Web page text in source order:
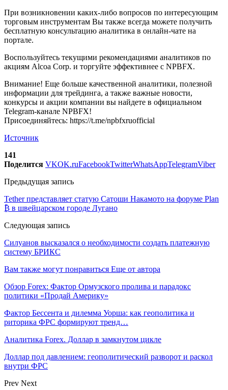
При возникновении каких-либо вопросов по интересующим
торговым инструментам Вы также всегда можете получить
бесплатную консультацию аналитика в онлайн-чате на
портале.
Воспользуйтесь текущими рекомендациями аналитиков по
акциям Alcoa Corp. и торгуйте эффективнее с NPBFX.
Внимание! Еще больше качественной аналитики, полезной
информации для трейдинга, а также важные новости,
конкурсы и акции компании вы найдете в официальном
Telegram-канале NPBFX!
Присоединяйтесь: https://t.me/npbfxruofficial
Источник
141
Поделится VKOK.ruFacebookTwitterWhatsAppTelegramViber
Предыдущая запись
Tether представляет статую Сатоши Накамото на форуме Plan
₿ в швейцарском городе Лугано
Следующая запись
Силуанов высказался о необходимости создать платежную
систему БРИКС
Вам также могут понравиться Еще от автора
Обзор Forex: Фактор Ормузского пролива и парадокс
политики «Продай Америку»
Фактор Бессента и дилемма Уорша: как геополитика и
риторика ФРС формируют тренд…
Аналитика Forex. Доллар в замкнутом цикле
Доллар под давлением: геополитический разворот и раскол
внутри ФРС
Prev Next